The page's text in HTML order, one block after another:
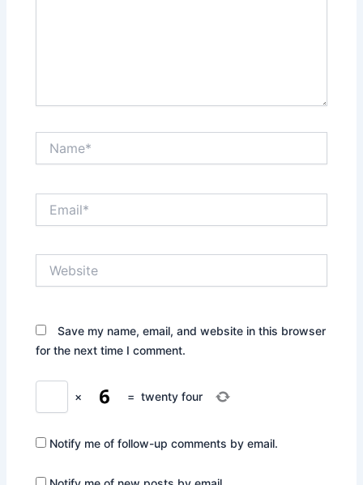
Save my name, email, and website in this browser
for the next time I comment.
× = twenty four
Notify me of follow-up comments by email.